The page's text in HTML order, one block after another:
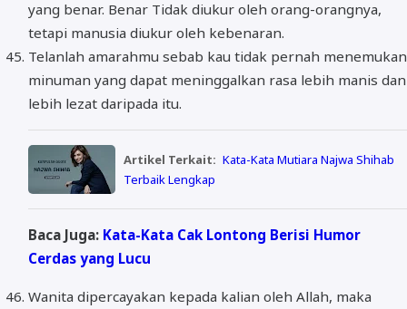
yang benar. Benar Tidak diukur oleh orang-orangnya,
tetapi manusia diukur oleh kebenaran.
Telanlah amarahmu sebab kau tidak pernah menemukan
minuman yang dapat meninggalkan rasa lebih manis dan
lebih lezat daripada itu.
Artikel Terkait: Kata-Kata Mutiara Najwa Shihab
Terbaik Lengkap
Baca Juga: Kata-Kata Cak Lontong Berisi Humor
Cerdas yang Lucu
Wanita dipercayakan kepada kalian oleh Allah, maka